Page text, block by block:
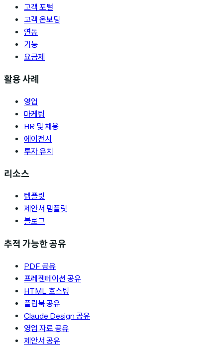
고객 포털
고객 온보딩
연동
기능
요금제
활용 사례
영업
마케팅
HR 및 채용
에이전시
투자 유치
리소스
템플릿
제안서 템플릿
블로그
추적 가능한 공유
PDF 공유
프레젠테이션 공유
HTML 호스팅
플립북 공유
Claude Design 공유
영업 자료 공유
제안서 공유